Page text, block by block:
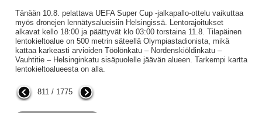
Tänään 10.8. pelattava UEFA Super Cup -jalkapallo-ottelu vaikuttaa
myös dronejen lennätysalueisiin Helsingissä. Lentorajoitukset
alkavat kello 18:00 ja päättyvät klo 03:00 torstaina 11.8. Tilapäinen
lentokieltoalue on 500 metrin säteellä Olympiastadionista, mikä
kattaa karkeasti arvioiden Töölönkatu – Nordenskiöldinkatu –
Vauhtitie – Helsinginkatu sisäpuolelle jäävän alueen. Tarkempi kartta
lentokieltoalueesta on alla.
811 / 1775